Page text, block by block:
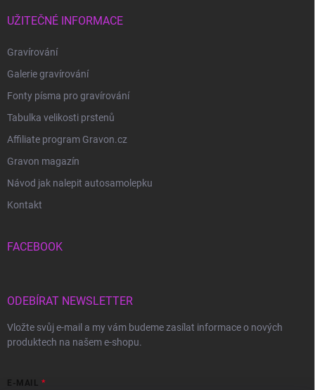
UŽITEČNÉ INFORMACE
Gravírování
Galerie gravírování
Fonty písma pro gravírování
Tabulka velikosti prstenů
Affiliate program Gravon.cz
Gravon magazín
Návod jak nalepit autosamolepku
Kontakt
FACEBOOK
ODEBÍRAT NEWSLETTER
Vložte svůj e-mail a my vám budeme zasílat informace o nových
produktech na našem e-shopu.
E-MAIL